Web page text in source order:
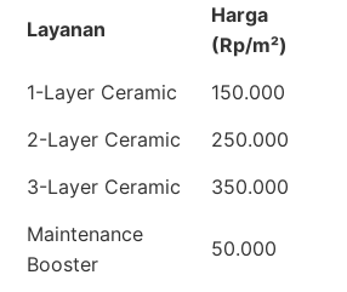
Layanan
Harga
(Rp/m²)
1-Layer Ceramic 150.000
2-Layer Ceramic
250.000
3-Layer Ceramic
350.000
Maintenance
Booster
50.000